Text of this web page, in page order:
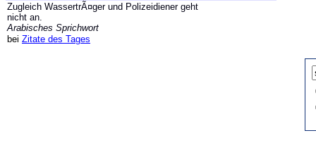
Zugleich WassertrÃ¤ger und Polizeidiener geht
nicht an.
Arabisches Sprichwort
bei Zitate des Tages